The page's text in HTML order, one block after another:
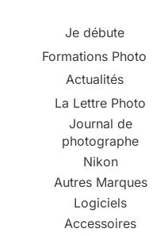
Je débute
Formations Photo
Actualités
La Lettre Photo
Journal de
photographe
Nikon
Autres Marques
Logiciels
Accessoires